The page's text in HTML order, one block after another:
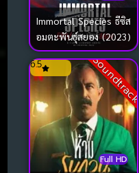
Immortal Species ธีซิส
อมตะพันธุ์สยอง (2023)
Soundtrack
Full HD
6.5